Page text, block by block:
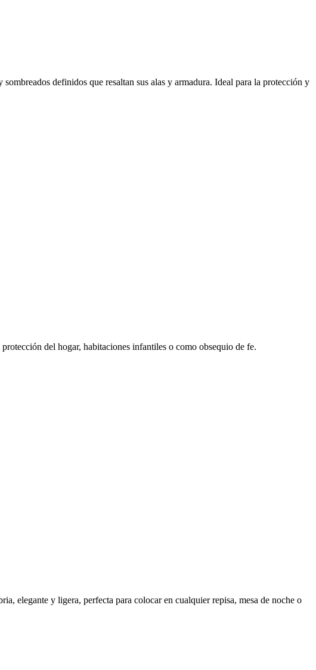
definidos que resaltan sus alas y armadura. Ideal para la protección y
del hogar, habitaciones infantiles o como obsequio de fe.
elegante y ligera, perfecta para colocar en cualquier repisa, mesa de noche o